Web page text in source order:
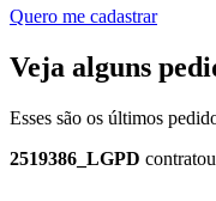
Quero me cadastrar
Veja alguns
Esses são os últimos
2519386_LGPD contratou